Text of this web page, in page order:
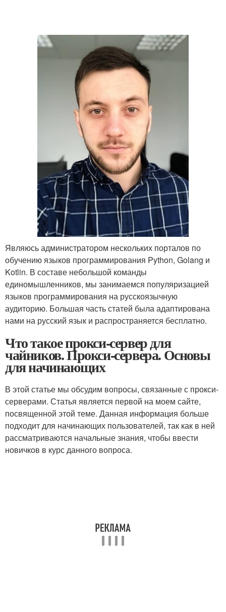
Являюсь администратором нескольких порталов по
обучению языков программирования Python, Golang и
Kotlin. В составе небольшой команды
единомышленников, мы занимаемся популяризацией
языков программирования на русскоязычную
аудиторию. Большая часть статей была адаптирована
нами на русский язык и распространяется бесплатно.
Что такое прокси-сервер для
чайников. Прокси-сервера. Основы
для начинающих
В этой статье мы обсудим вопросы, связанные с прокси-
серверами. Статья является первой на моем сайте,
посвященной этой теме. Данная информация больше
подходит для начинающих пользователей, так как в ней
рассматриваются начальные знания, чтобы ввести
новичков в курс данного вопроса.